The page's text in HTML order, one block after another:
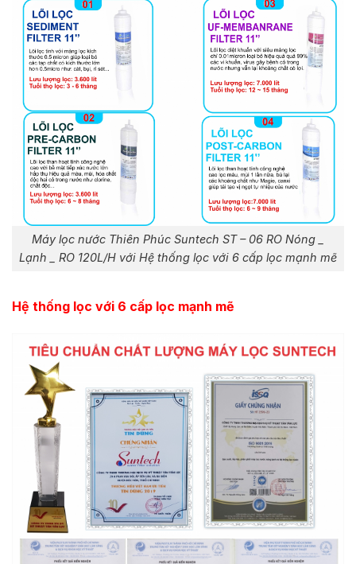
Máy lọc nước Thiên Phúc Suntech ST – 06 RO Nóng _
Lạnh _ RO 120L/H với Hệ thống lọc với 6 cấp lọc mạnh mẽ
Hệ thống lọc với 6 cấp lọc mạnh mẽ